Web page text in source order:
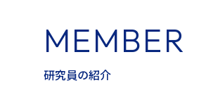
MEMBER
研究員の紹介